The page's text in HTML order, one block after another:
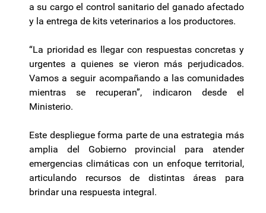
a su cargo el control sanitario del ganado afectado
y la entrega de kits veterinarios a los productores.
“La prioridad es llegar con respuestas concretas y
urgentes a quienes se vieron más perjudicados.
Vamos a seguir acompañando a las comunidades
mientras se recuperan”, indicaron desde el
Ministerio.
Este despliegue forma parte de una estrategia más
amplia del Gobierno provincial para atender
emergencias climáticas con un enfoque territorial,
articulando recursos de distintas áreas para
brindar una respuesta integral.